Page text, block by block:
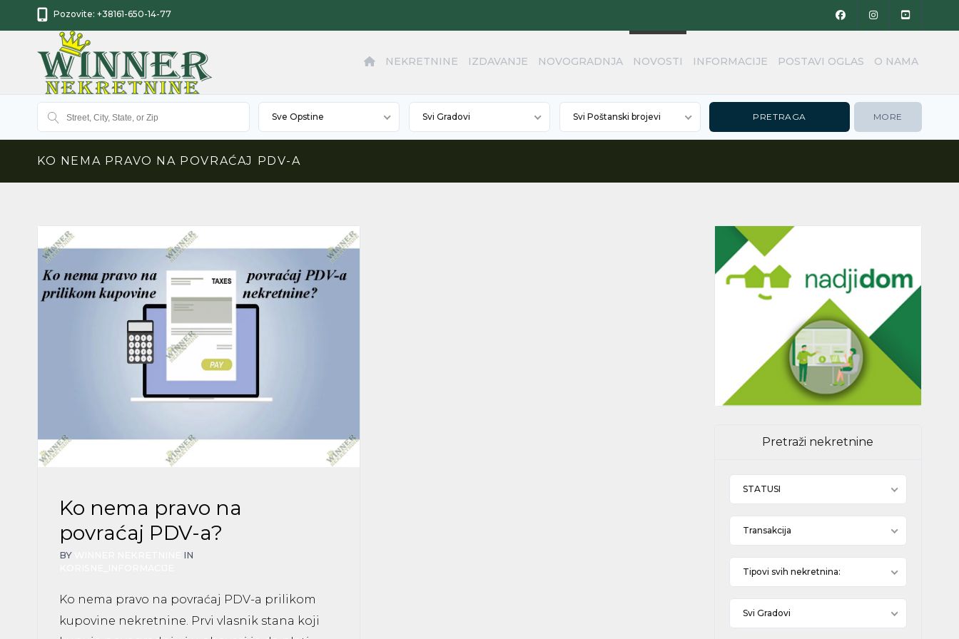
Pozovite: +38161-650-14-77
NEKRETNINE IZDAVANJE NOVOGRADNJA NOVOSTI INFORMACIJE POSTAVI OGLAS O NAMA
Sve Opstine Svi Gradovi Svi Poštanski brojevi MORE
KO NEMA PRAVO NA POVRAĆAJ PDV-A
Ko nema pravo na
povraćaj PDV-a?
BY
IN
Ko nema pravo na povraćaj PDV-a prilikom
kupovine nekretnine. Prvi vlasnik stana koji
Pretraži nekretnine
STATUSI
Transakcija
Tipovi svih nekretnina:
Svi Gradovi